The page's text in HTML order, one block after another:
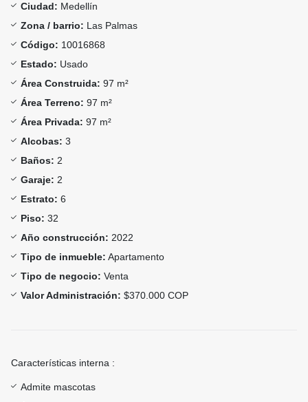
Ciudad: Medellín
Zona / barrio: Las Palmas
Código: 10016868
Estado: Usado
Área Construida: 97 m²
Área Terreno: 97 m²
Área Privada: 97 m²
Alcobas: 3
Baños: 2
Garaje: 2
Estrato: 6
Piso: 32
Año construcción: 2022
Tipo de inmueble: Apartamento
Tipo de negocio: Venta
Valor Administración: $370.000 COP
Características interna :
Admite mascotas